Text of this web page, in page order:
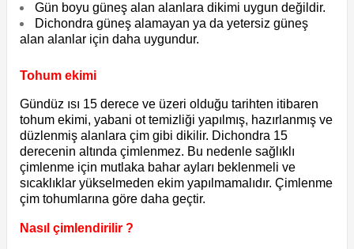
Gün boyu güneş alan alanlara dikimi uygun değildir.
Dichondra güneş alamayan ya da yetersiz güneş
alan alanlar için daha uygundur.
Tohum ekimi
Gündüz ısı 15 derece ve üzeri olduğu tarihten itibaren
tohum ekimi, yabani ot temizliği yapılmış, hazırlanmış ve
düzlenmiş alanlara çim gibi dikilir. Dichondra 15
derecenin altında çimlenmez. Bu nedenle sağlıklı
çimlenme için mutlaka bahar ayları beklenmeli ve
sıcaklıklar yükselmeden ekim yapılmamalıdır. Çimlenme
çim tohumlarına göre daha geçtir.
Nasıl çimlendirilir ?